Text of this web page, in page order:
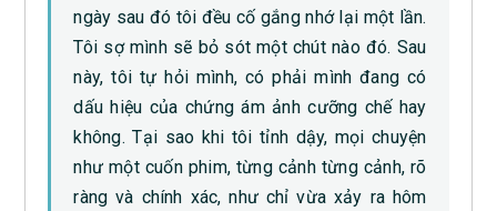
ngày sau đó tôi đều cố gắng nhớ lại một lần.
Tôi sợ mình sẽ bỏ sót một chút nào đó. Sau
này, tôi tự hỏi mình, có phải mình đang có
dấu hiệu của chứng ám ảnh cưỡng chế hay
không. Tại sao khi tôi tỉnh dậy, mọi chuyện
như một cuốn phim, từng cảnh từng cảnh, rõ
ràng và chính xác, như chỉ vừa xảy ra hôm